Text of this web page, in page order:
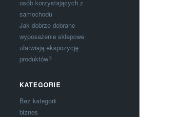
osób korzystających z
samochodu
Jak dobrze dobrane
wyposażenie sklepowe
ułatwiają ekspozycję
produktów?
KATEGORIE
Bez kategorii
biznes